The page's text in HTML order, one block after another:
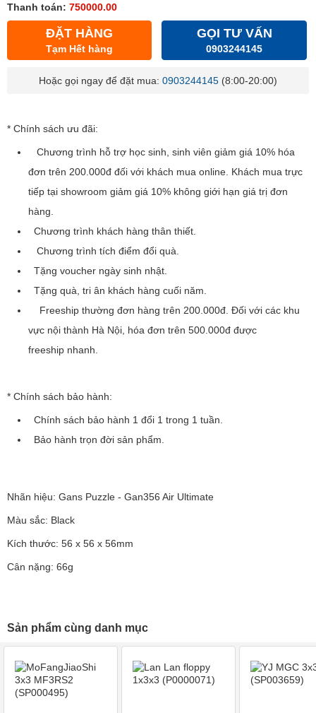
Thanh toán: 750000.00
ĐẶT HÀNG
Tạm Hết hàng
GỌI TƯ VẤN
0903244145
Hoặc gọi ngay để đặt mua: 0903244145 (8:00-20:00)
* Chính sách ưu đãi:
Chương trình hỗ trợ học sinh, sinh viên giảm giá 10% hóa
đơn trên 200.000đ đối với khách mua online. Khách mua trực
tiếp tại showroom giảm giá 10% không giới hạn giá trị đơn
hàng.
Chương trình khách hàng thân thiết.
Chương trình tích điểm đổi quà.
Tặng voucher ngày sinh nhật.
Tặng quà, tri ân khách hàng cuối năm.
Freeship thường đơn hàng trên 200.000đ. Đối với các khu
vực nội thành Hà Nội, hóa đơn trên 500.000đ được
freeship nhanh.
* Chính sách bảo hành:
Chính sách bảo hành 1 đổi 1 trong 1 tuần.
Bảo hành trọn đời sản phẩm.
Nhãn hiệu: Gans Puzzle - Gan356 Air Ultimate
Màu sắc: Black
Kích thước: 56 x 56 x 56mm
Cân nặng: 66g
Sản phẩm cùng danh mục